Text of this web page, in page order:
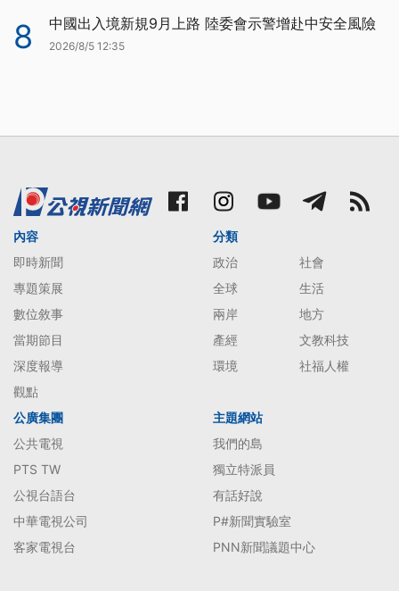
8 中國出入境新規9月上路 陸委會示警增赴中安全風險
2026/8/5 12:35
內容
即時新聞
專題策展
數位敘事
當期節目
深度報導
觀點
分類
政治
社會
全球
生活
兩岸
地方
產經
文教科技
環境
社福人權
公廣集團
公共電視
PTS TW
公視台語台
中華電視公司
客家電視台
主題網站
我們的島
獨立特派員
有話好說
P#新聞實驗室
PNN新聞議題中心